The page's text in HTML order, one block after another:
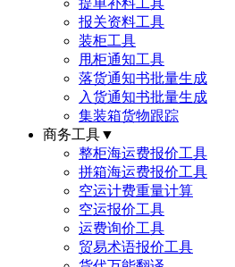
提单补料工具
报关资料工具
装柜工具
甩柜通知工具
落货通知书批量生成
入货通知书批量生成
集装箱货物跟踪
商务工具▼
整柜海运费报价工具
拼箱海运费报价工具
空运计费重量计算
空运报价工具
运费询价工具
贸易术语报价工具